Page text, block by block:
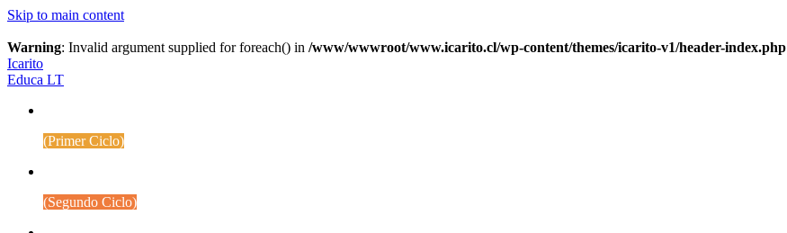
Skip to main content
Warning: Invalid argument supplied for foreach() in /www/wwwroot/www.icarito.cl/wp-content/themes/icarito-v1/header-index.php
Icarito
Educa LT
(Primer Ciclo)
(Segundo Ciclo)